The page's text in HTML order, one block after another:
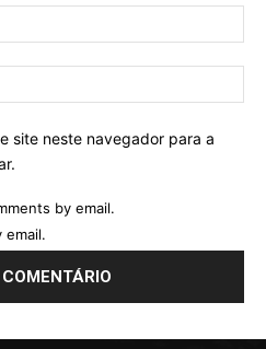
site neste navegador para a
by email.